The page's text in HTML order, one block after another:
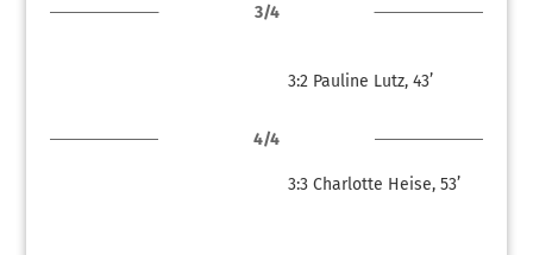
3/4
3:2 Pauline Lutz, 43’
4/4
3:3 Charlotte Heise, 53’